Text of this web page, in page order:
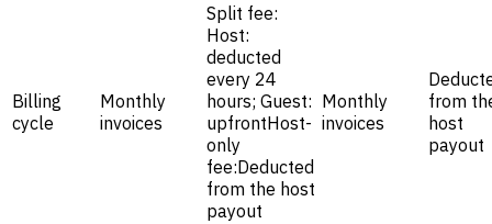
Billing
cycle
Monthly
invoices
Split fee:
Host:
deducted
every 24
hours; Guest:
upfrontHost-
only
fee:Deducted
from the host
payout
Monthly
invoices
from
host
payout